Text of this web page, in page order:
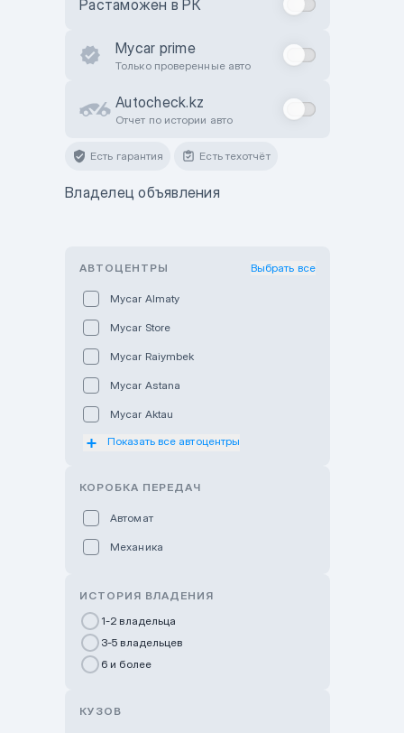
Растаможен в РК
Mycar prime
Только проверенные авто
Autocheck.kz
Отчет по истории авто
Есть гарантия Есть техотчёт
Владелец объявления
АВТОЦЕНТРЫ Выбрать все
Mycar Almaty
Mycar Store
Mycar Raiymbek
Mycar Astana
Mycar Aktau
Mycar Uralsk
GWM Nurly Zhol
Chery Astana
Показать все автоцентры
КОРОБКА ПЕРЕДАЧ
Автомат
Механика
ИСТОРИЯ ВЛАДЕНИЯ
1-2 владельца
3-5 владельцев
6 и более
КУЗОВ